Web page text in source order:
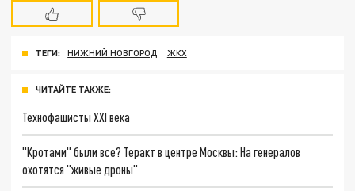
ТЕГИ: НИЖНИЙ НОВГОРОД ЖКХ
ЧИТАЙТЕ ТАКЖЕ:
Технофашисты XXI века
"Кротами" были все? Теракт в центре Москвы: На генералов
охотятся "живые дроны"